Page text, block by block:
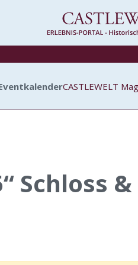
CASTLEWELT
Schloss